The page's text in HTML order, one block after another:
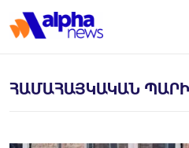
ՀԱՄԱՀԱՅԿԱԿԱՆ